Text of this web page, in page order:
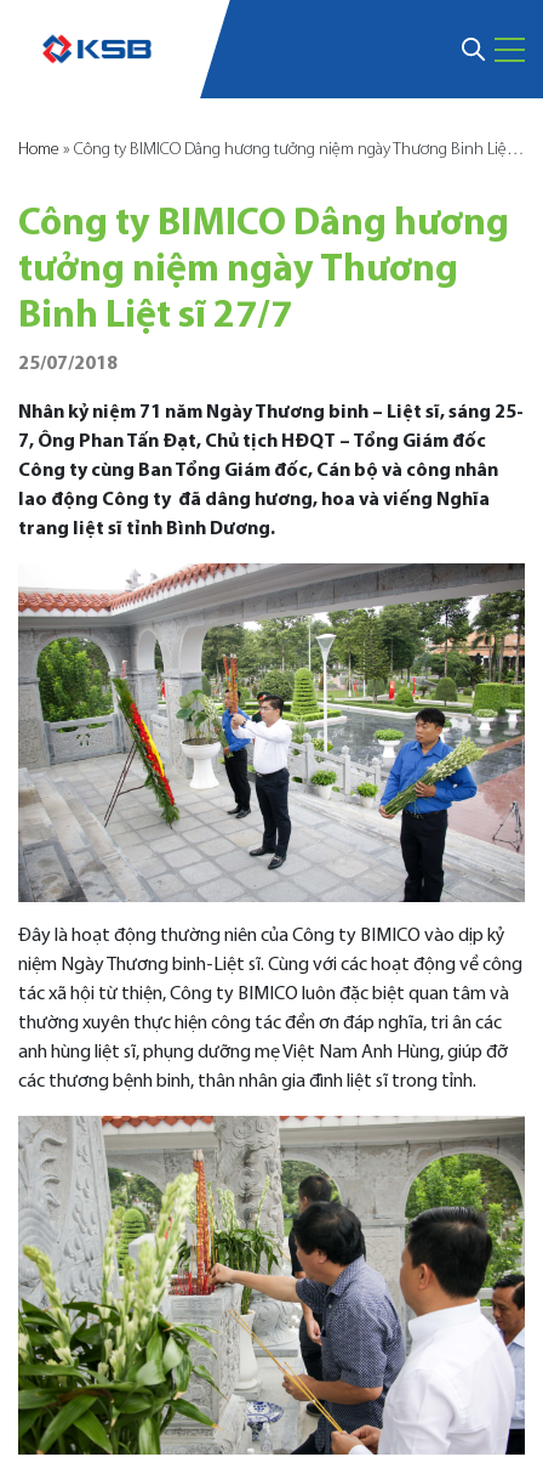
Home » Công ty BIMICO Dâng hương tưởng niệm ngày Thương Binh Liệt sĩ 27/7
Công ty BIMICO Dâng hương
tưởng niệm ngày Thương
Binh Liệt sĩ 27/7
25/07/2018
Nhân kỷ niệm 71 năm Ngày Thương binh – Liệt sĩ, sáng 25-
7, Ông Phan Tấn Đạt, Chủ tịch HĐQT – Tổng Giám đốc
Công ty cùng Ban Tổng Giám đốc, Cán bộ và công nhân
lao động Công ty đã dâng hương, hoa và viếng Nghĩa
trang liệt sĩ tỉnh Bình Dương.
Đây là hoạt động thường niên của Công ty BIMICO vào dịp kỷ
niệm Ngày Thương binh-Liệt sĩ. Cùng với các hoạt động về công
tác xã hội từ thiện, Công ty BIMICO luôn đặc biệt quan tâm và
thường xuyên thực hiện công tác đền ơn đáp nghĩa, tri ân các
anh hùng liệt sĩ, phụng dưỡng mẹ Việt Nam Anh Hùng, giúp đỡ
các thương bệnh binh, thân nhân gia đình liệt sĩ trong tỉnh.